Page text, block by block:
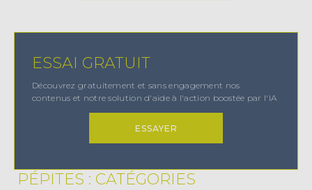
ESSAI GRATUIT
Découvrez gratuitement et sans engagement nos
contenus et notre solution d'aide à l'action boostée par l'IA
ESSAYER
PÉPITES : CATÉGORIES